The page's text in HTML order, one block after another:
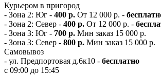
Курьером в пригород
- Зона 2: Юг - 400 р. От 12 000 р. -
- Зона 2: Север - 400 р. От 12 000 р. -
- Зона 3: Юг - 700 р. Мин заказ 15 000 р.
- Зона 3: Север - 800 р. Мин заказ 15 000 р.
Самовывоз
- ул. Предпортовая д.6к10 - бесплатно
с 09:00 до 15:45